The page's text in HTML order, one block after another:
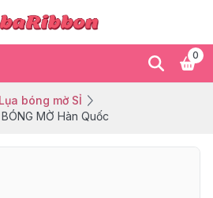
0
Lụa bóng mờ SỈ
MỜ Hàn Quốc